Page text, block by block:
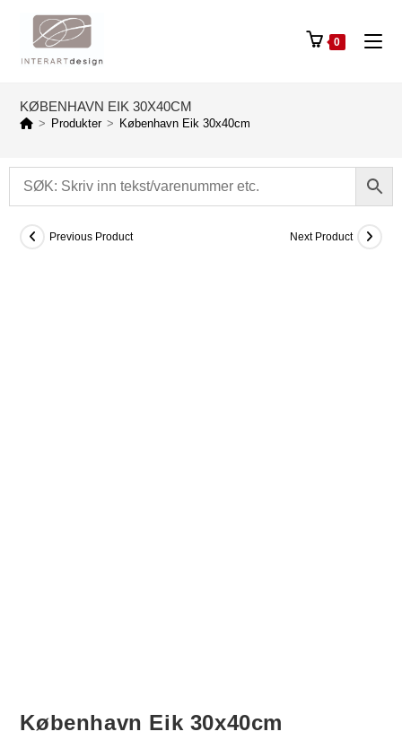
0
KØBENHAVN EIK 30X40CM
> Produkter > København Eik 30x40cm
Previous Product Next Product
København Eik 30x40cm